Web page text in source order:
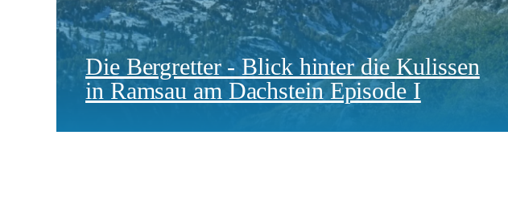
Die Bergretter - Blick hinter die Kulissen
in Ramsau am Dachstein Episode I